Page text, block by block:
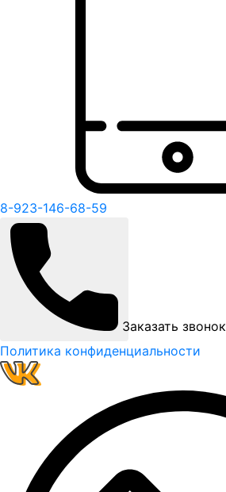
8-923-146-68-59
Заказать звонок
Политика конфиденциальности